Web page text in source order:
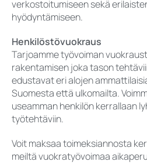
verkostoitumiseen sekä
hyödyntämiseen.
Henkilöstövuokraus
Tarjoamme työvoiman
rakentamisen joka tason
edustavat eri alojen
Suomesta että ulkomailta.
useamman henkilön kerrallaan
työtehtäviin.
Voit maksaa toimeksiannosta
meiltä vuokratyövoimaa